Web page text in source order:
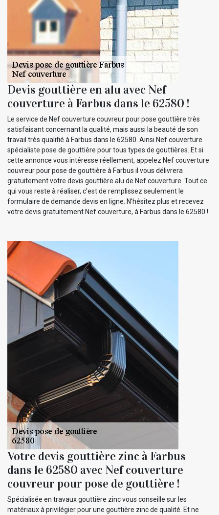
Devis gouttière en alu avec Nef
couverture à Farbus dans le 62580 !
Le service de Nef couverture couvreur pour pose gouttière très
satisfaisant concernant la qualité, mais aussi la beauté de son
travail très qualifié à Farbus dans le 62580. Ainsi Nef couverture
spécialiste pose de gouttière pour tous types de gouttières. Et si
cette annonce vous intéresse réellement, appelez Nef couverture
couvreur pour pose de gouttière à Farbus il vous délivrera
gratuitement votre devis gouttière alu de Nef couverture. Tout ce
qui vous reste à réaliser, c’est de remplissez seulement le
formulaire de demande devis en ligne. N’hésitez plus et recevez
votre devis gratuitement Nef couverture, à Farbus dans le 62580 !
Votre devis gouttière zinc à Farbus
dans le 62580 avec Nef couverture
couvreur pour pose de gouttière !
Spécialisée en travaux gouttière zinc vous conseille sur les
matériaux à privilégier pour une gouttière zinc de qualité. Et ne